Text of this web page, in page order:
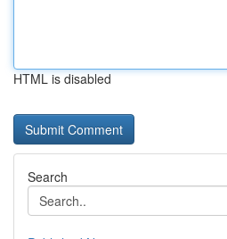
HTML is disabled
Search